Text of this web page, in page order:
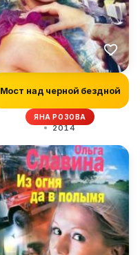
Мост над черной бездной
ЯНА РОЗОВА
2014